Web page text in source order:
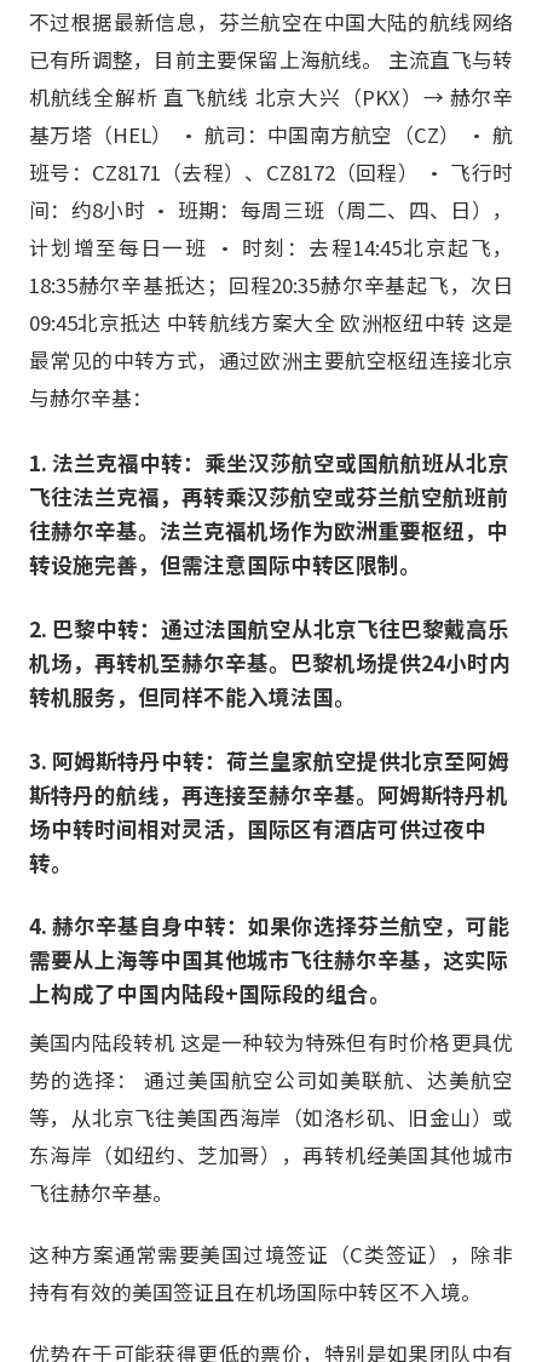
不过根据最新信息，芬兰航空在中国大陆的航线网络
已有所调整，目前主要保留上海航线。 主流直飞与转
机航线全解析 直飞航线 北京大兴（PKX）→ 赫尔辛
基万塔（HEL） • 航司：中国南方航空（CZ） • 航
班号：CZ8171（去程）、CZ8172（回程） • 飞行时
间：约8小时 • 班期：每周三班（周二、四、日），
计划增至每日一班 • 时刻：去程14:45北京起飞，
18:35赫尔辛基抵达；回程20:35赫尔辛基起飞，次日
09:45北京抵达 中转航线方案大全 欧洲枢纽中转 这是
最常见的中转方式，通过欧洲主要航空枢纽连接北京
与赫尔辛基：
1. 法兰克福中转：乘坐汉莎航空或国航航班从北京
飞往法兰克福，再转乘汉莎航空或芬兰航空航班前
往赫尔辛基。法兰克福机场作为欧洲重要枢纽，中
转设施完善，但需注意国际中转区限制。
2. 巴黎中转：通过法国航空从北京飞往巴黎戴高乐
机场，再转机至赫尔辛基。巴黎机场提供24小时内
转机服务，但同样不能入境法国。
3. 阿姆斯特丹中转：荷兰皇家航空提供北京至阿姆
斯特丹的航线，再连接至赫尔辛基。阿姆斯特丹机
场中转时间相对灵活，国际区有酒店可供过夜中
转。
4. 赫尔辛基自身中转：如果你选择芬兰航空，可能
需要从上海等中国其他城市飞往赫尔辛基，这实际
上构成了中国内陆段+国际段的组合。
美国内陆段转机 这是一种较为特殊但有时价格更具优
势的选择： 通过美国航空公司如美联航、达美航空
等，从北京飞往美国西海岸（如洛杉矶、旧金山）或
东海岸（如纽约、芝加哥），再转机经美国其他城市
飞往赫尔辛基。
这种方案通常需要美国过境签证（C类签证），除非
持有有效的美国签证且在机场国际中转区不入境。
优势在于可能获得更低的票价，特别是如果团队中有